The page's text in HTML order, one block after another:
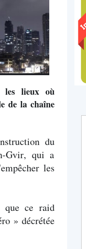
les lieux où
de la chaîne
du
Gvir, qui a
les
que ce raid
» décrétée